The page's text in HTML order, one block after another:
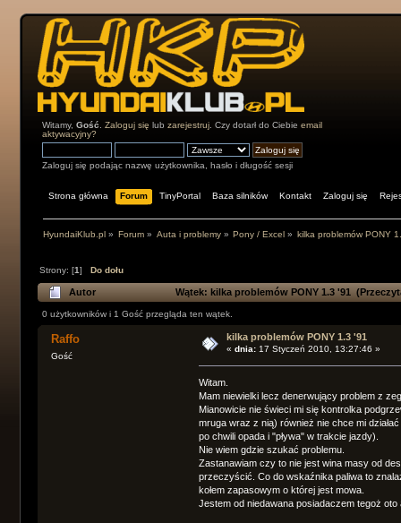
Witamy,Gość .Zaloguj się lubzarejestruj . Czy dotarł do Ciebieemail
aktywacyjny?
Zaloguj się podając nazwę użytkownika, hasło i długość sesji
Strona główna Forum TinyPortal Baza silników Kontakt Zaloguj się
HyundaiKlub.pl» Forum» Auta i problemy» Pony / Excel » kilka problemów PONY
Strony: [1] Do dołu
Autor Wątek: kilka problemów PONY 1.3 '91
0 użytkowników i 1 Gość przegląda ten wątek.
Raffo
Gość
kilka problemów PONY 1.3 '91
«dnia: 17 Styczeń 2010, 13:27:46 »
Witam.
Mam niewielki lecz denerwujący problem z
Mianowicie nie świeci mi się kontrolka
mruga wraz z nią) również nie chce mi
po chwili opada i "pływa" w trakcie jazdy).
Nie wiem gdzie szukać problemu.
Zastanawiam czy to nie jest wina masy od
przeczyścić. Co do wskaźnika paliwa to
kołem zapasowym o której jest mowa.
Jestem od niedawana posiadaczem tegoż